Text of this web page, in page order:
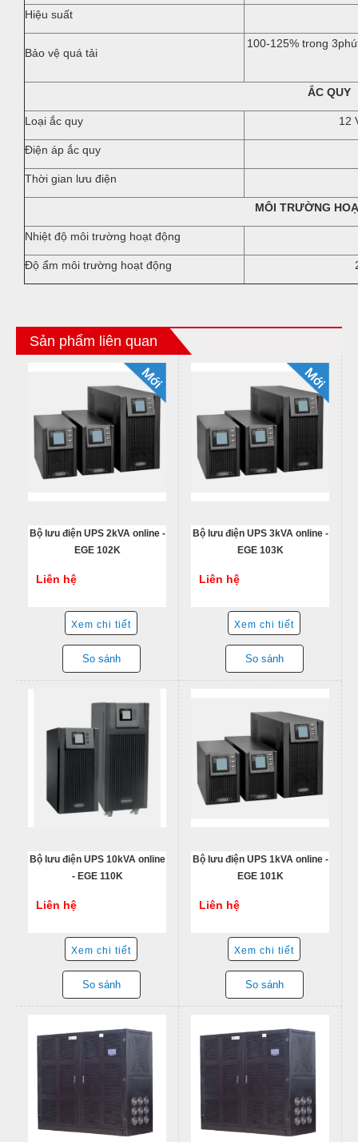
Hiệu suất
Bảo vệ quá tải
100-125% trong
ẮC QUY
Loại ắc quy 12
Điện áp ắc quy
Thời gian lưu điện
MÔI TRƯỜNG
Nhiệt độ môi trường hoạt động
Độ ẩm môi trường hoạt động
Sản phẩm liên quan
Bộ lưu điện UPS 2kVA online -
EGE 102K
Liên hệ
Xem chi tiết
So sánh
Bộ lưu điện UPS 3kVA online -
EGE 103K
Liên hệ
Xem chi tiết
So sánh
Bộ lưu điện UPS 10kVA online
- EGE 110K
Liên hệ
Xem chi tiết
So sánh
Bộ lưu điện UPS 1kVA online -
EGE 101K
Liên hệ
Xem chi tiết
So sánh